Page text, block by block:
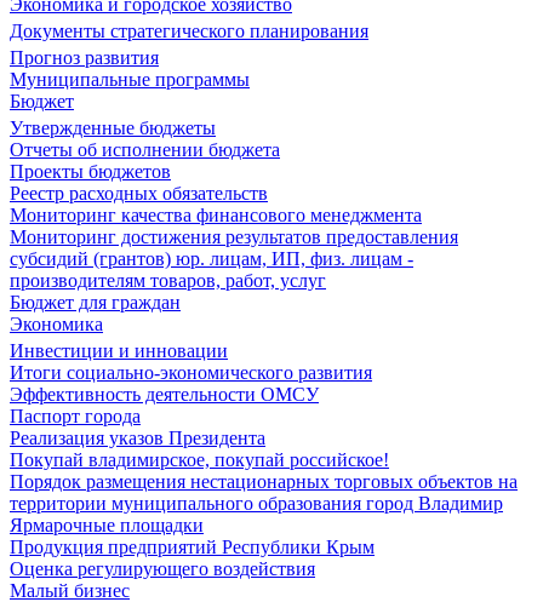
Экономика и городское хозяйство
Документы стратегического планирования
Прогноз развития
Муниципальные программы
Бюджет
Утвержденные бюджеты
Отчеты об исполнении бюджета
Проекты бюджетов
Реестр расходных обязательств
Мониторинг качества финансового менеджмента
Мониторинг достижения результатов предоставления
субсидий (грантов) юр. лицам, ИП, физ. лицам -
производителям товаров, работ, услуг
Бюджет для граждан
Экономика
Инвестиции и инновации
Итоги социально-экономического развития
Эффективность деятельности ОМСУ
Паспорт города
Реализация указов Президента
Покупай владимирское, покупай российское!
Порядок размещения нестационарных торговых объектов на
территории муниципального образования город Владимир
Ярмарочные площадки
Продукция предприятий Республики Крым
Оценка регулирующего воздействия
Малый бизнес